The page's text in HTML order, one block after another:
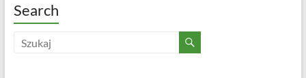
Search